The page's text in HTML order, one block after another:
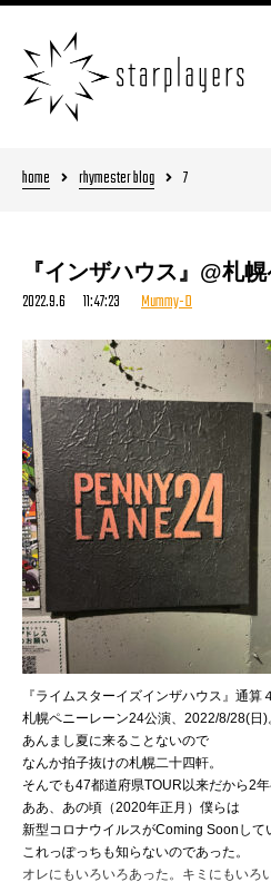
home rhymester blog 7
『インザハウス』@札
2022.9.6 11:47:23 Mummy-D
『ライムスターイズインザハウス』通算
札幌ペニーレーン24公演、2022/8/28(日)
あんまし夏に来ることないので
なんか拍子抜けの札幌二十四軒。
そんでも47都道府県TOUR以来だから2年
ああ、あの頃（2020年正月）僕らは
新型コロナウイルスがComing Soonして
これっぽっちも知らないのであった。
オレにもいろいろあった。キミにもいろ